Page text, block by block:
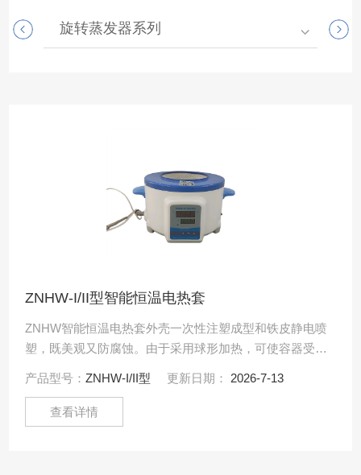
旋转蒸发器系列 高
ZNHW-I/II型智能恒温电热套
ZNHW智能恒温电热套外壳一次性注塑成型和铁皮静电喷
塑，既美观又防腐蚀。由于采用球形加热，可使容器受热
久耐用.....
产品型号：ZNHW-I/II型 更新日期： 2026-7-13
查看详情